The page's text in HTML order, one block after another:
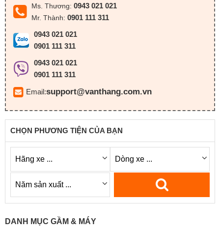
Ms. Thương: 0943 021 021
Mr. Thành: 0901 111 311
0943 021 021
0901 111 311
0943 021 021
0901 111 311
Email:support@vanthang.com.vn
CHỌN PHƯƠNG TIỆN CỦA BẠN
DANH MỤC GẦM & MÁY